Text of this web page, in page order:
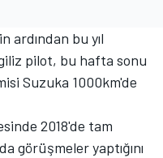
ardından bu yıl
pilot, bu hafta sonu
Suzuka 1000km'de
2018'de tam
görüşmeler yaptığını